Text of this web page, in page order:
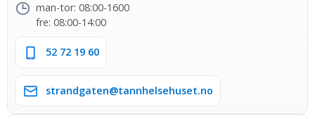
man-tor: 08:00-1600
fre: 08:00-14:00
52 72 19 60
strandgaten@tannhelsehuset.no